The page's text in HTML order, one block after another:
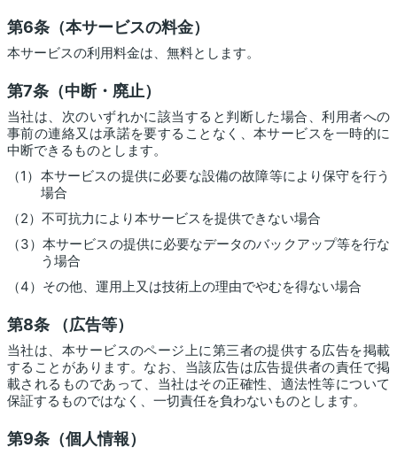
第6条（本サービスの料金）
本サービスの利用料金は、無料とします。
第7条（中断・廃止）
当社は、次のいずれかに該当すると判断した場合、利用者への
事前の連絡又は承諾を要することなく、本サービスを一時的に
中断できるものとします。
（1）本サービスの提供に必要な設備の故障等により保守を行う
場合
（2）不可抗力により本サービスを提供できない場合
（3）本サービスの提供に必要なデータのバックアップ等を行な
う場合
（4）その他、運用上又は技術上の理由でやむを得ない場合
第8条 （広告等）
当社は、本サービスのページ上に第三者の提供する広告を掲載
することがあります。なお、当該広告は広告提供者の責任で掲
載されるものであって、当社はその正確性、適法性等について
保証するものではなく、一切責任を負わないものとします。
第9条（個人情報）